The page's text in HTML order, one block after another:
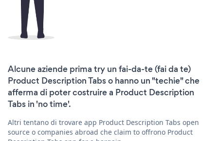
Alcune aziende prima try un fai-da-te (fai da te)
Product Description Tabs o hanno un "techie" che
afferma di poter costruire a Product Description
Tabs in 'no time'.
Altri tentano di trovare app Product Description Tabs open
source o companies abroad che claim to offrono Product